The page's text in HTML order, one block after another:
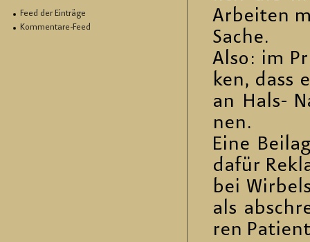
Feed der Einträge
Kommentare-Feed
Ar­bei­ten
Sache.
Also: im
ken, dass
an Hals-
nen.
Eine
dafür
bei
als
ren